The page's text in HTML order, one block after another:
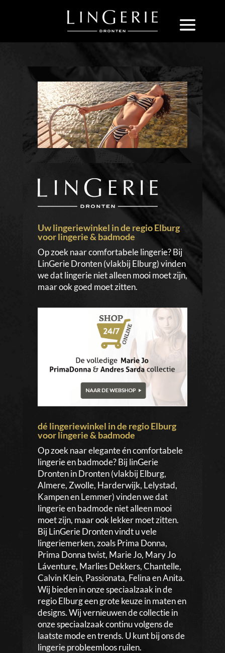
Uw lingeriewinkel in de regio Elburg
voor lingerie & badmode
Op zoek naar comfortabele lingerie? Bij
LinGerie Dronten (vlakbij Elburg) vinden
we dat lingerie niet alleen mooi moet zijn,
maar ook goed moet zitten.
dé lingeriewinkel in de regio Elburg
voor lingerie & badmode
Op zoek naar elegante én comfortabele
lingerie en badmode? Bij linGerie
Dronten in Dronten (vlakbij Elburg,
Almere, Zwolle, Harderwijk, Lelystad,
Kampen en Lemmer) vinden we dat
lingerie en badmode niet alleen mooi
moet zijn, maar ook lekker moet zitten.
Bij LinGerie Dronten vindt u vele
lingeriemerken, zoals Prima Donna,
Prima Donna twist, Marie Jo, Mary Jo
Láventure, Marlies Dekkers, Chantelle,
Calvin Klein, Passionata, Felina en Anita.
Wij bieden in onze speciaalzaak in de
regio Elburg een grote keuze in maten en
designs. Wij vernieuwen de collectie in
onze speciaalzaak continu volgens de
laatste mode en trends. U kunt bij ons de
lingerie probleemloos ruilen.